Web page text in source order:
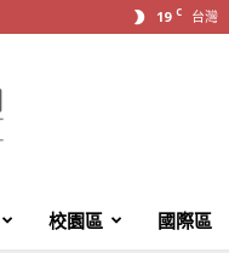
19 C 台灣
校園區 國際區